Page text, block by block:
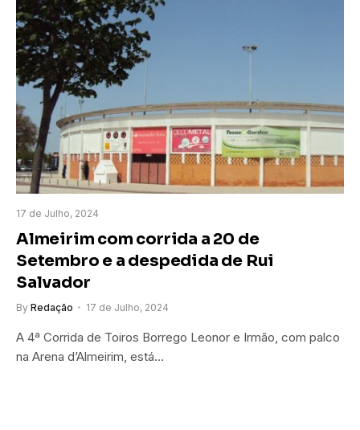
17 de Julho, 2024
Almeirim com corrida a 20 de
Setembro e a despedida de Rui
Salvador
By Redação 17 de Julho, 2024
A 4ª Corrida de Toiros Borrego Leonor e Irmão, com palco
na Arena d’Almeirim, está…